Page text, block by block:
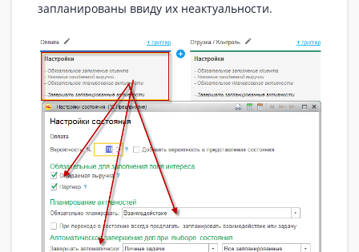
запланированы ввиду их неактуальности.